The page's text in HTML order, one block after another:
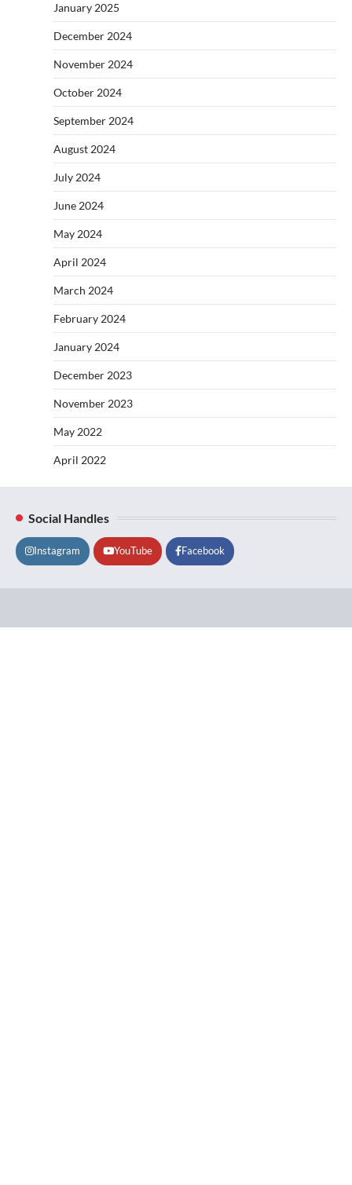
January 2025
December 2024
November 2024
October 2024
September 2024
August 2024
July 2024
June 2024
May 2024
April 2024
March 2024
February 2024
January 2024
December 2023
November 2023
May 2022
April 2022
Social Handles
Instagram YouTube Facebook